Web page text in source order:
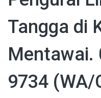
Tangga di
Mentawai.
9734 (WA/